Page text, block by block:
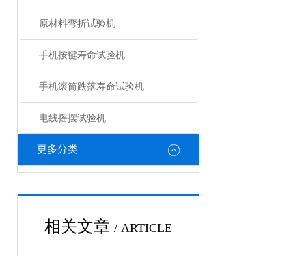
原材料弯折试验机
手机按键寿命试验机
手机滚筒跌落寿命试验机
电线摇摆试验机
更多分类
相关文章 / ARTICLE